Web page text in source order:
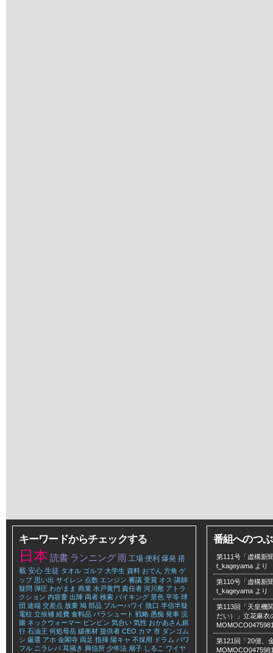
キーワードからチェックする
日本 読書 ランニング雨 工場 便利 爆発 搭
載 安心 生徒 タオル ゴルフ 大学生 資料 おでん 方角 ゲ
ップ 思い出 サイレン 点数 エンジン 審議 受賞 オス 講師
疑問 弾圧 わがまま 商業 水戸黄門 責任者 河川敷 アトラ
クション 内容量 出陣 両者 検索 バイキング 景色 平等 球
団 途端 交差点 放棄 鳩 部品 ブルーハワイ 陰口 半信半疑
電柱 立候補 経費 食料品 パラシュート 戦略 愚痴 発車 浣
腸 ネックウォーマー ビンビン 気合い 気性 おかあさん銀
行 石油王 何処母岳 緩衝材 提供者 CEO カマ 市 ダンゴム
シ 厳選 アホ 金閣寺 両足 指揮 陽キャ 不採用 ドラム パワ
フル ニラレバ 耳掻き 興信所 少年法 扇子 しるこ ワイヤ
番組へのつ
第111号「虚構新
t_kageyama より
第110号「虚構新
t_kageyama より
第113回「天皇機
だい）」立花麻衣
第121回「20億、